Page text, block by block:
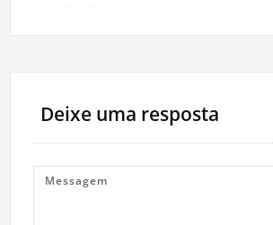
Deixe uma resposta